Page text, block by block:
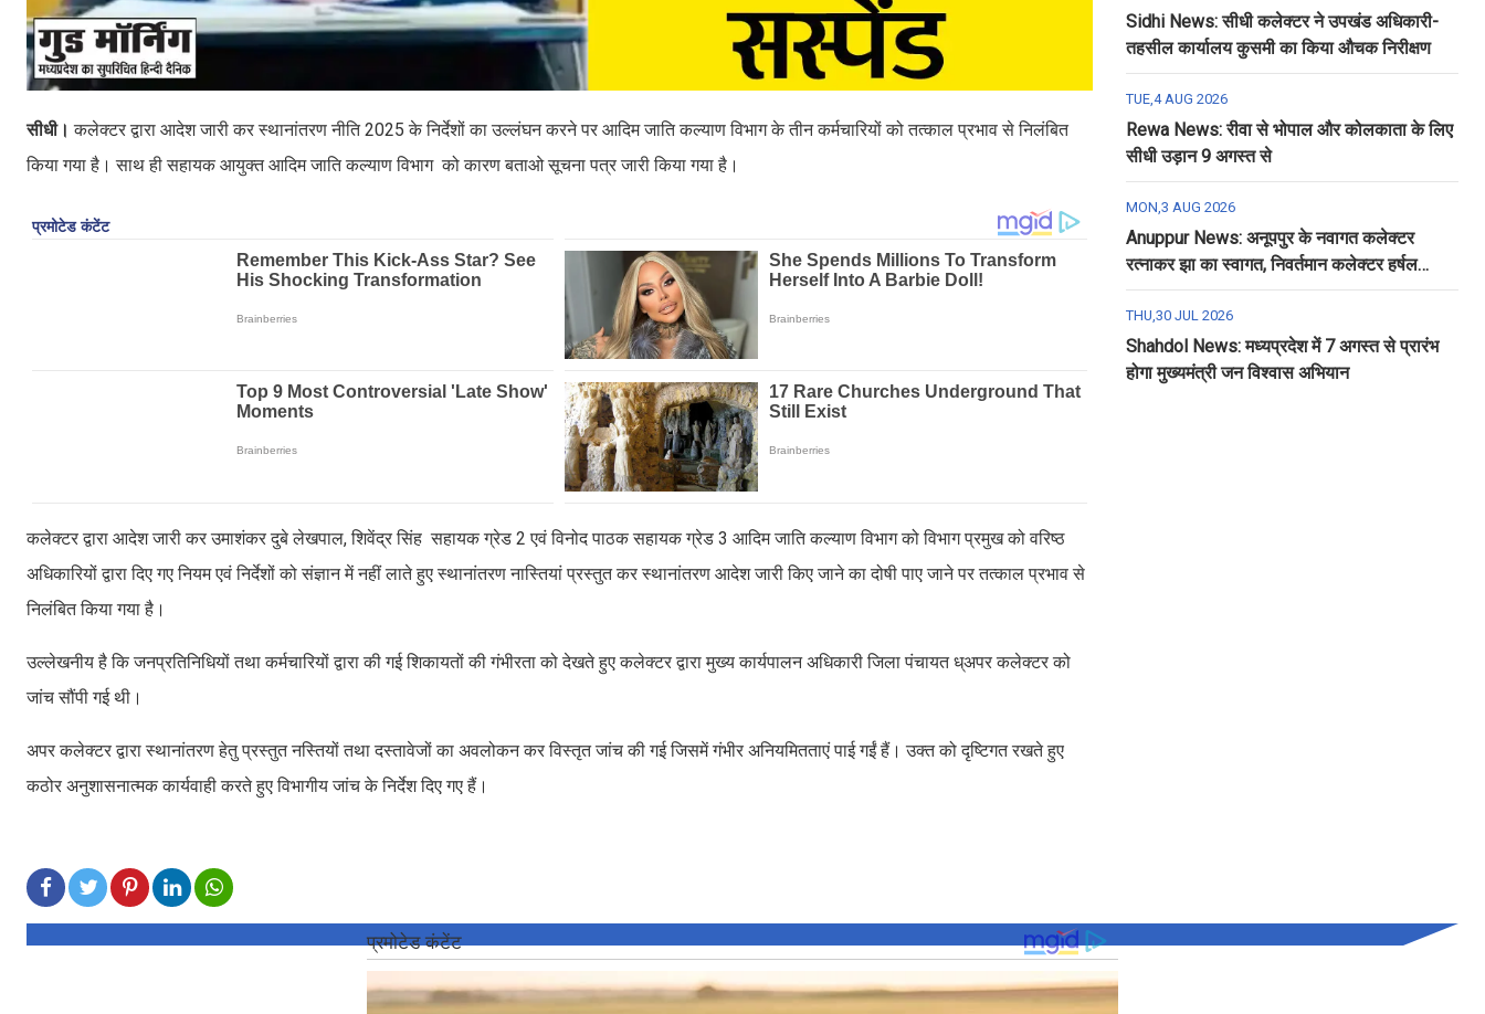
सीधी।कलेक्टर द्वारा आदेश जारी कर स्थानांतरण नीति 2025 के निर्देशों का उल्लंघन करने पर आदिम जाति कल्याण विभाग के तीन कर्मचारियों को तत्काल प्रभाव से निलंबित
किया गया है। साथ ही सहायक आयुक्त आदिम जाति कल्याण विभाग को कारण बताओ सूचना पत्र जारी किया गया है।
कलेक्टर द्वारा आदेश जारी कर उमाशंकर दुबे लेखपाल, शिवेंद्र सिंह सहायक ग्रेड 2 एवं विनोद पाठक सहायक ग्रेड 3 आदिम जाति कल्याण विभाग को विभाग प्रमुख को वरिष्ठ
अधिकारियों द्वारा दिए गए नियम एवं निर्देशों को संज्ञान में नहीं लाते हुए स्थानांतरण नास्तियां प्रस्तुत कर स्थानांतरण आदेश जारी किए जाने का दोषी पाए जाने पर तत्काल प्रभाव से
निलंबित किया गया है।
उल्लेखनीय है कि जनप्रतिनिधियों तथा कर्मचारियों द्वारा की गई शिकायतों की गंभीरता को देखते हुए कलेक्टर द्वारा मुख्य कार्यपालन अधिकारी जिला पंचायत ध्अपर कलेक्टर को
जांच सौंपी गई थी।
अपर कलेक्टर द्वारा स्थानांतरण हेतु प्रस्तुत नस्तियों तथा दस्तावेजों का अवलोकन कर विस्तृत जांच की गई जिसमें गंभीर अनियमितताएं पाई गईं हैं। उक्त को दृष्टिगत रखते हुए
कठोर अनुशासनात्मक कार्यवाही करते हुए विभागीय जांच के निर्देश दिए गए हैं।
Sidhi News: सीधी कलेक्टर ने उपखंड अधिकारी-
तहसील कार्यालय कुसमी का किया औचक निरीक्षण
TUE,4 AUG 2026
Rewa News: रीवा से भोपाल और कोलकाता के लिए
सीधी उड़ान 9 अगस्त से
MON,3 AUG 2026
Anuppur News: अनूपपुर के नवागत कलेक्टर
रत्नाकर झा का स्वागत, निवर्तमान कलेक्टर हर्षल
पंचोली को दी गई विदाई
THU,30 JUL 2026
Shahdol News: मध्यप्रदेश में 7 अगस्त से प्रारंभ
होगा मुख्यमंत्री जन विश्वास अभियान